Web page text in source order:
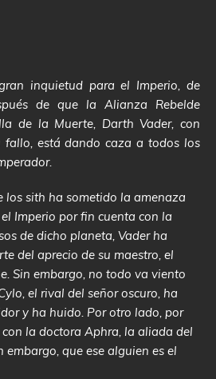
inquietud para el Imperio, de
de que la Alianza Rebelde
de la Muerte, Darth Vader, con
fallo, está dando caza a todos los
los sith ha sometido la amenaza
Imperio por fin cuenta con la
de dicho planeta, Vader ha
del aprecio de su maestro, el
Sin embargo, no todo va viento
el rival del señor oscuro, ha
y ha huido. Por otro lado, por
la doctora Aphra, la aliada del
embargo, que ese alguien es el